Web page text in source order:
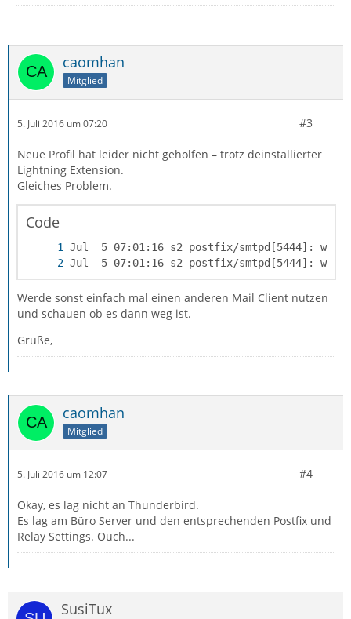
caomhan
Mitglied
5. Juli 2016 um 07:20 #3
Neue Profil hat leider nicht geholfen – trotz deinstallierter
Lightning Extension.
Gleiches Problem.
Code
Jul  5 07:01:16 s2 postfix/smtpd[5444]:
Werde sonst einfach mal einen anderen Mail Client nutzen
und schauen ob es dann weg ist.
Grüße,
caomhan
Mitglied
5. Juli 2016 um 12:07 #4
Okay, es lag nicht an Thunderbird.
Es lag am Büro Server und den entsprechenden Postfix und
Relay Settings. Ouch...
SusiTux